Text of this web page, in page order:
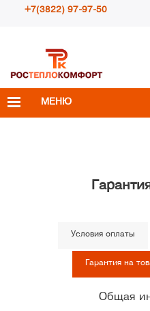
+7(3822) 97-97-50
info@rosteplokomfort.ru
МЕНЮ
Условия оплаты
Гарантия на
Общая